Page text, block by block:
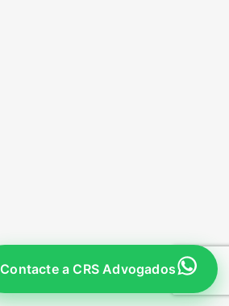
Contacte a CRS Advogados